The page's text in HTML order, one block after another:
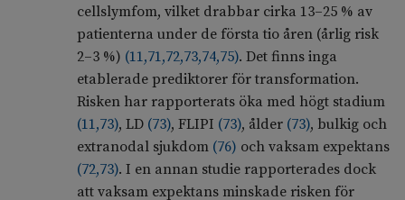
cellslymfom, vilket drabbar cirka 13–25 % av
patienterna under de första tio åren (årlig risk
2–3 %) (11,71,72,73,74,75). Det finns inga
etablerade prediktorer för transformation.
Risken har rapporterats öka med högt stadium
(11,73), LD (73), FLIPI (73), ålder (73), bulkig och
extranodal sjukdom (76) och vaksam expektans
(72,73). I en annan studie rapporterades dock
att vaksam expektans minskade risken för